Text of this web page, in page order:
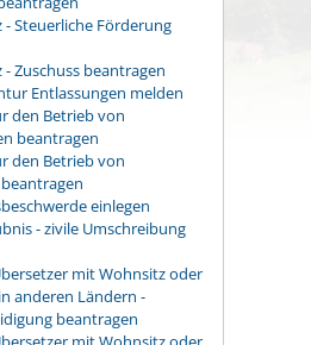
- Steuerliche Förderung
Zuschuss beantragen
Entlassungen melden
den Betrieb von
beantragen
den Betrieb von
einlegen
- zivile Umschreibung
mit Wohnsitz oder
anderen Ländern -
beantragen